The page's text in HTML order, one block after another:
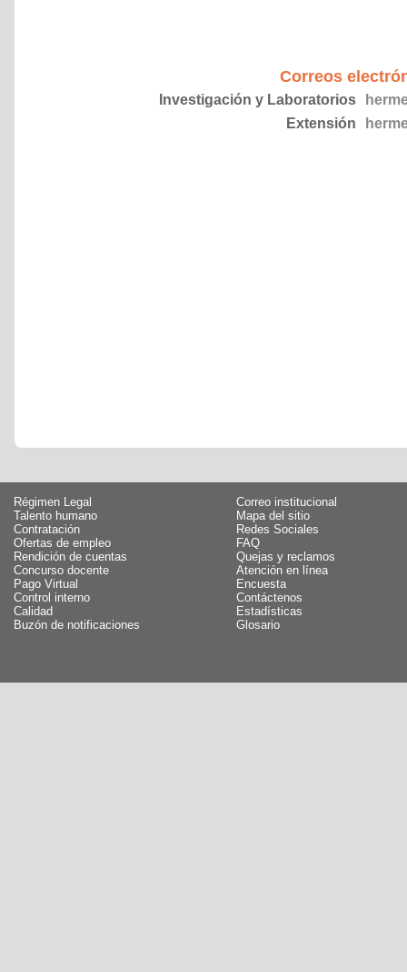
Correos
Investigación y Laboratorios
Extensión
Régimen Legal
Talento humano
Contratación
Ofertas de empleo
Rendición de cuentas
Concurso docente
Pago Virtual
Control interno
Calidad
Buzón de notificaciones
Correo institucional
Mapa del sitio
Redes Sociales
FAQ
Quejas y reclamos
Atención en línea
Encuesta
Contáctenos
Estadísticas
Glosario